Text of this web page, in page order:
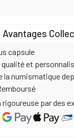
capsule
qualité et
la numismatique
rigoureuse par des